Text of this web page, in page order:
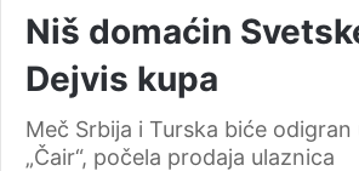
Niš domaćin
Dejvis kupa
Meč Srbija i Turska biće odigran
„Čair“, počela prodaja ulaznica